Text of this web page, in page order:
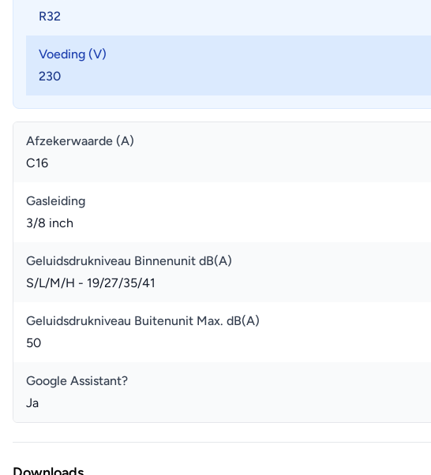
R32
Voeding (V)
230
Afzekerwaarde (A)
C16
Gasleiding
3/8 inch
Geluidsdrukniveau Binnenunit dB(A)
S/L/M/H - 19/27/35/41
Geluidsdrukniveau Buitenunit Max. dB(A)
50
Google Assistant?
Ja